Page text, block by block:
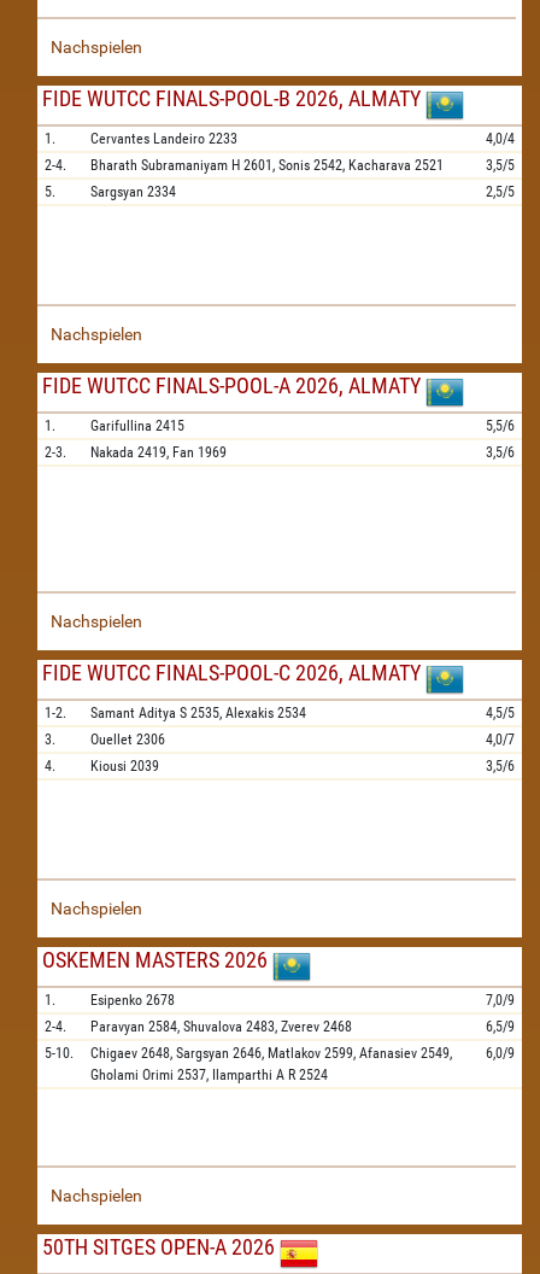
Nachspielen
FIDE WUTCC FINALS-POOL-B 2026, ALMATY
1. Cervantes Landeiro 2233
4,0/4
2-4.
Bharath Subramaniyam H 2601, Sonis 2542, Kacharava 2521
3,5/5
5.
Sargsyan 2334 2,5/5
Nachspielen
FIDE WUTCC FINALS-POOL-A 2026, ALMATY
1. Garifullina 2415
5,5/6
2-3.
Nakada 2419, Fan 1969 3,5/6
Nachspielen
FIDE WUTCC FINALS-POOL-C 2026, ALMATY
1-2. Samant Aditya S 2535, Alexakis 2534
4,5/5
3.
Ouellet 2306
4,0/7
4.
Kiousi 2039 3,5/6
Nachspielen
OSKEMEN MASTERS 2026
1. Esipenko 2678
7,0/9
2-4.
Paravyan 2584, Shuvalova 2483, Zverev 2468
6,5/9
5-10.
Chigaev 2648, Sargsyan 2646, Matlakov 2599, Afanasiev 2549,
Gholami Orimi 2537, Ilamparthi A R 2524
6,0/9
Nachspielen
50TH SITGES OPEN-A 2026